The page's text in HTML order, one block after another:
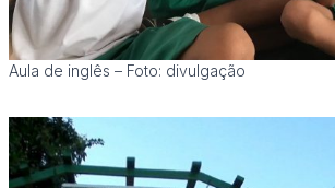
Aula de inglês – Foto: divulgação